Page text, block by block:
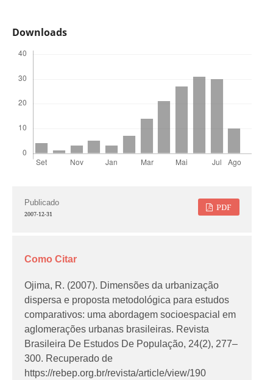
Downloads
PDF
Publicado
2007-12-31
Como Citar
Ojima, R. (2007). Dimensões da urbanização
dispersa e proposta metodológica para estudos
comparativos: uma abordagem socioespacial em
aglomerações urbanas brasileiras. Revista
Brasileira De Estudos De População, 24(2), 277–
300. Recuperado de
https://rebep.org.br/revista/article/view/190